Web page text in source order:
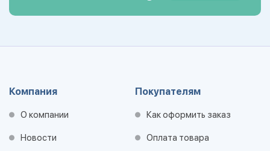
Компания
О компании
Новости
Покупателям
Как оформить заказ
Оплата товара